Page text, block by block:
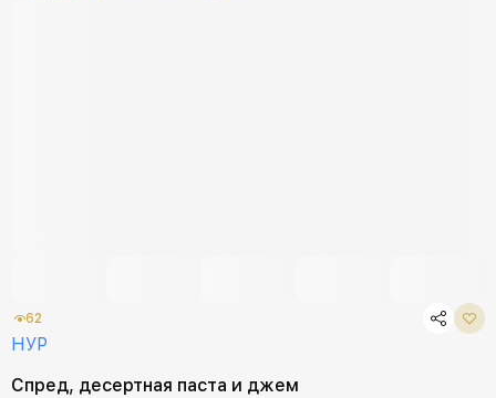
НУР
62
Спред, десертная паста и джем